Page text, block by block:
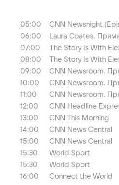
05:00
CNN Newsnight
06:00
Laura Coates.
07:00
The Story Is With
08:00
The Story Is With
09:00
CNN Newsroom.
10:00
CNN Newsroom.
11:00
CNN Newsroom.
12:00
CNN Headline
13:00
CNN This Morning
14:00
CNN News Central
15:00
CNN News Central
15:30
World Sport
15:30
World Sport
16:00
Connect the World